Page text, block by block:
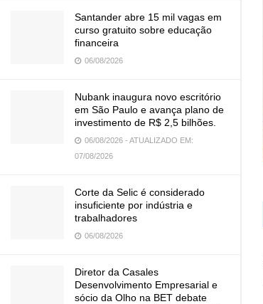
Santander abre 15 mil vagas em
curso gratuito sobre educação
financeira
06/08/2026
Nubank inaugura novo escritório
em São Paulo e avança plano de
investimento de R$ 2,5 bilhões.
06/08/2026 - ATUALIZADO EM:
07/08/2026
Corte da Selic é considerado
insuficiente por indústria e
trabalhadores
06/08/2026
Diretor da Casales
Desenvolvimento Empresarial e
sócio da Olho na BET debate